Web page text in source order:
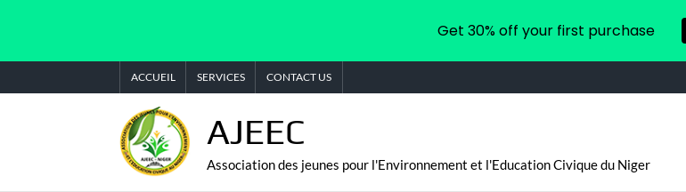
to
ACCUEIL SERVICES CONTACT US
AJEEC
Association des jeunes pour l'Environnement et l'Education Civique du Niger
Get 30% off your first purchase